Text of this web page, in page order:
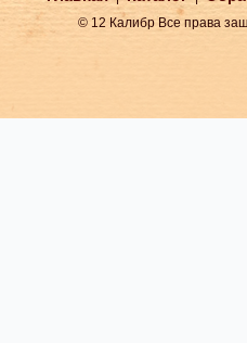
© 12 Калибр Все права